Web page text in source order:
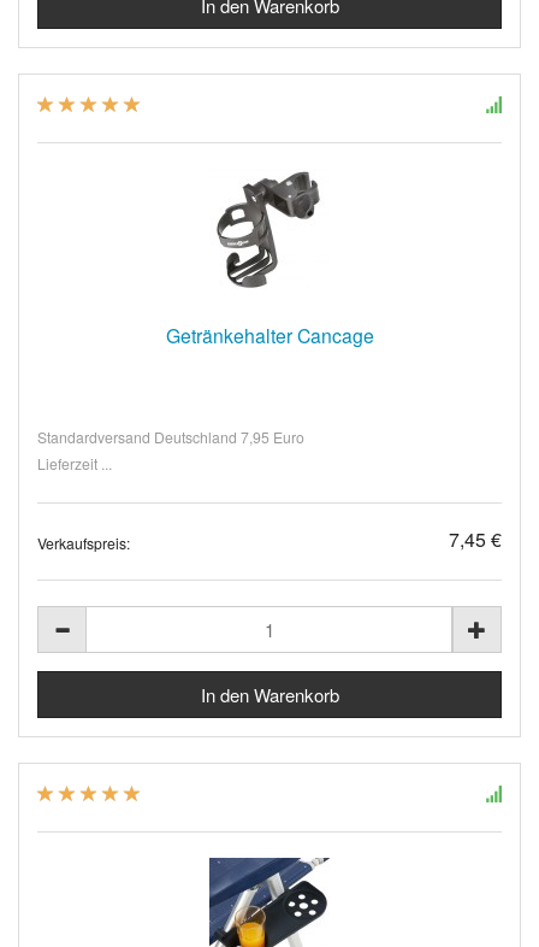
Getränkehalter Cancage
Standardversand Deutschland 7,95 Euro
Lieferzeit ...
Verkaufspreis: 7,45 €